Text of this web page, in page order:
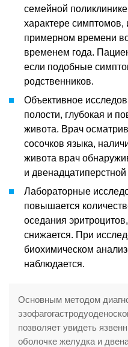
семейной
характере симптомов,
примерном времени
временем года.
если подобные
родственников.
Объективное
полости, глубокая и
живота. Врач
сосочков языка,
живота врач
и
Лабораторные
повышается
оседания
снижается. При
биохимическом
наблюдается.
Основным методом
позволяет увидеть
оболочке желудка и